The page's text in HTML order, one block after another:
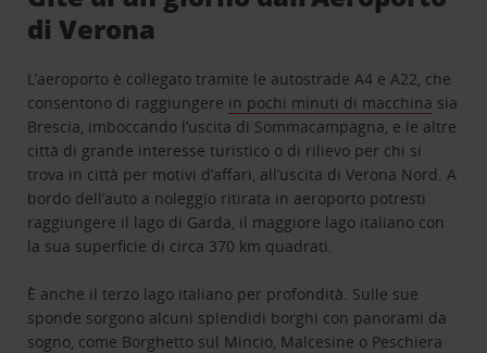
di Verona
L’aeroporto è collegato tramite le autostrade A4 e A22, che
consentono di raggiungere in pochi minuti di macchina sia
Brescia, imboccando l’uscita di Sommacampagna, e le altre
città di grande interesse turistico o di rilievo per chi si
trova in città per motivi d’affari, all’uscita di Verona Nord. A
bordo dell’auto a noleggio ritirata in aeroporto potresti
raggiungere il lago di Garda, il maggiore lago italiano con
la sua superficie di circa 370 km quadrati.
È anche il terzo lago italiano per profondità. Sulle sue
sponde sorgono alcuni splendidi borghi con panorami da
sogno, come Borghetto sul Mincio, Malcesine o Peschiera